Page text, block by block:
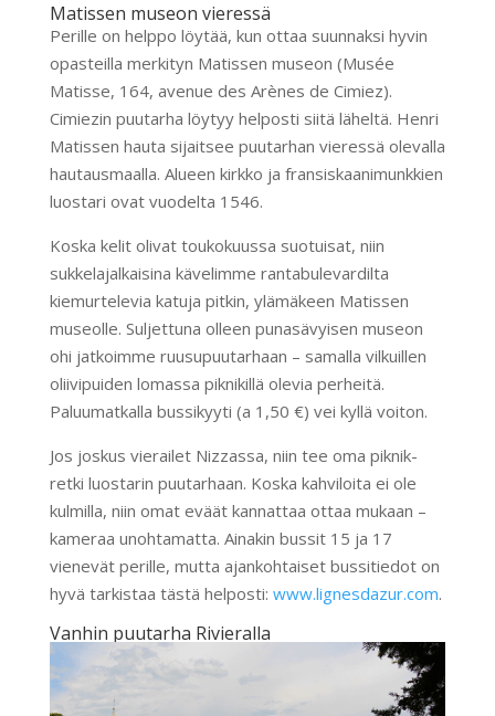
Matissen museon vieressä
Perille on helppo löytää, kun ottaa suunnaksi hyvin
opasteilla merkityn Matissen museon (Musée
Matisse, 164, avenue des Arènes de Cimiez).
Cimiezin puutarha löytyy helposti siitä läheltä. Henri
Matissen hauta sijaitsee puutarhan vieressä olevalla
hautausmaalla. Alueen kirkko ja fransiskaanimunkkien
luostari ovat vuodelta 1546.
Koska kelit olivat toukokuussa suotuisat, niin
sukkelajalkaisina kävelimme rantabulevardilta
kiemurtelevia katuja pitkin, ylämäkeen Matissen
museolle. Suljettuna olleen punasävyisen museon
ohi jatkoimme ruusupuutarhaan – samalla vilkuillen
oliivipuiden lomassa piknikillä olevia perheitä.
Paluumatkalla bussikyyti (a 1,50 €) vei kyllä voiton.
Jos joskus vierailet Nizzassa, niin tee oma piknik-
retki luostarin puutarhaan. Koska kahviloita ei ole
kulmilla, niin omat eväät kannattaa ottaa mukaan –
kameraa unohtamatta. Ainakin bussit 15 ja 17
vienevät perille, mutta ajankohtaiset bussitiedot on
hyvä tarkistaa tästä helposti: www.lignesdazur.com.
Vanhin puutarha Rivieralla